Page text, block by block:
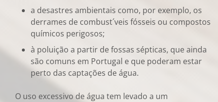
a desastres ambientais como, por exemplo, os
derrames de combust´veis fósseis ou compostos
químicos perigosos;
à poluição a partir de fossas sépticas, que ainda
são comuns em Portugal e que poderam estar
perto das captações de água.
O uso excessivo de água tem levado a um